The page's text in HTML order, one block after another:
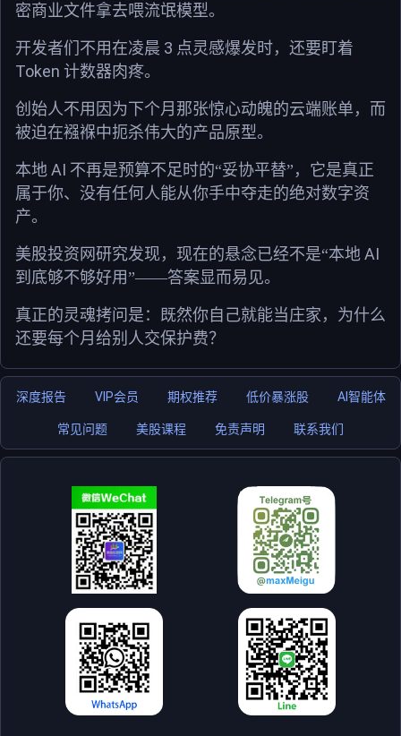
密商业文件拿去喂流氓模型。
开发者们不用在凌晨 3 点灵感爆发时，还要盯着
Token 计数器肉疼。
创始人不用因为下个月那张惊心动魄的云端账单，而
被迫在襁褓中扼杀伟大的产品原型。
本地 AI 不再是预算不足时的“妥协平替”，它是真正
属于你、没有任何人能从你手中夺走的绝对数字资
产。
美股投资网研究发现，现在的悬念已经不是“本地 AI
到底够不够好用”——答案显而易见。
真正的灵魂拷问是：既然你自己就能当庄家，为什么
还要每个月给别人交保护费？
深度报告 VIP会员 期权推荐 低价暴涨股 AI智能体
常见问题 美股课程 免责声明 联系我们